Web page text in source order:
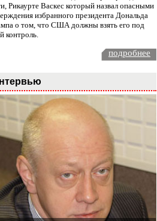
Рикаурте Васкес который назвал опасными
избранного президента Дональда
о том, что США должны взять его под
контроль.
подробнее